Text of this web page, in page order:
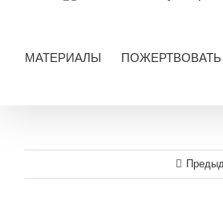
МАТЕРИАЛЫ ПОЖЕРТВОВАТЬ